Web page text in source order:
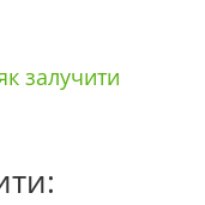
залучити